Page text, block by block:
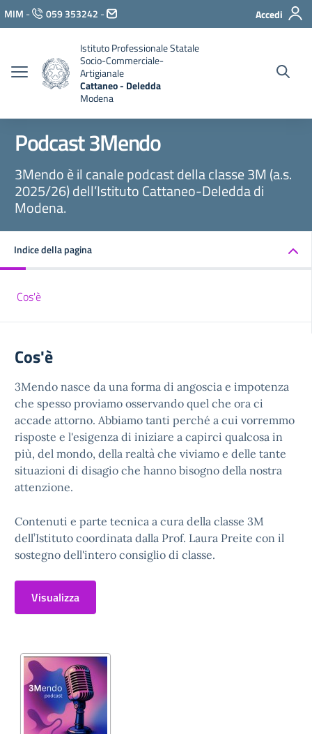
Vai ai contenuti
Vai al menu di navigazione
Vai al footer
MIM - 059 353242 - Accedi
Istituto Professionale Statale
Socio-Commerciale-
Artigianale
Cattaneo - Deledda
Modena
Podcast 3Mendo
3Mendo è il canale podcast della classe 3M (a.s.
2025/26) dell’Istituto Cattaneo-Deledda di
Modena.
Indice della pagina
Cos'è
Cos'è
3Mendo nasce da una forma di angoscia e impotenza
che spesso proviamo osservando quel che ora ci
accade attorno. Abbiamo tanti perché a cui vorremmo
risposte e l'esigenza di iniziare a capirci qualcosa in
più, del mondo, della realtà che viviamo e delle tante
situazioni di disagio che hanno bisogno della nostra
attenzione.
Contenuti e parte tecnica a cura della classe 3M
dell’Istituto coordinata dalla Prof. Laura Preite con il
sostegno dell'intero consiglio di classe.
Visualizza